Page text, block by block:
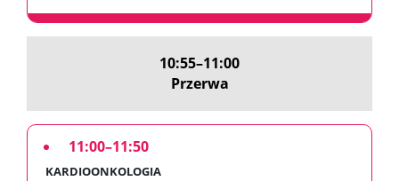
10:55–11:00
Przerwa
11:00–11:50
KARDIOONKOLOGIA